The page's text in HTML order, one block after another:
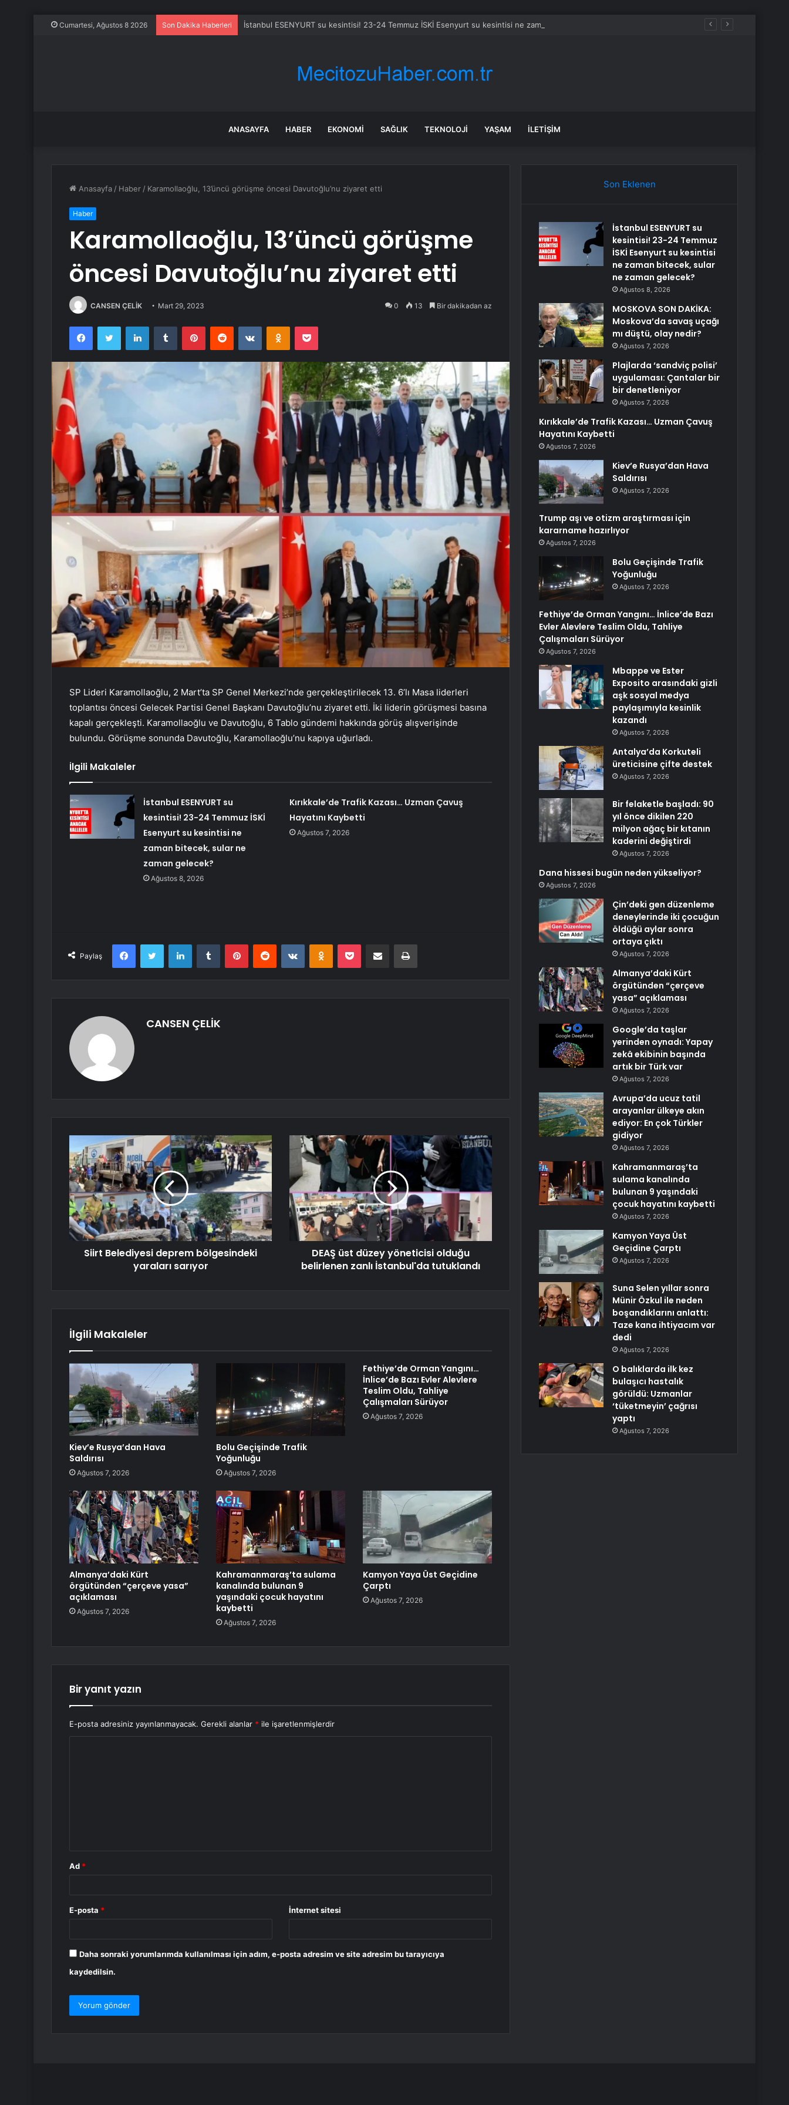
Cumartesi, Ağustos 8 2026 Son Dakika Haberleri İstanbul ESENYURT su kesintisi! 23-24 Temmuz İSKİ Esenyurt su kesintisi ne zaman bitecek, sular ne zaman gelecek?
ANASAYFA HABER EKONOMI SAĞLIK TEKNOLOJI YAŞAM İLETIŞIM
Anasayfa / Haber / Karamollaoğlu, 13’üncü görüşme öncesi Davutoğlu’nu ziyaret etti
Haber
Karamollaoğlu, 13’üncü görüşme
öncesi Davutoğlu’nu ziyaret etti
CANSEN ÇELİK Mart 29, 2023 0 13 Bir dakikadan az
FacebookTwitter LinkedInTumblr PinterestReddit VKontakteOdnoklassniki
Pocket
SP Lideri Karamollaoğlu, 2 Mart’ta SP Genel Merkezi’nde gerçekleştirilecek 13. 6’lı Masa liderleri
toplantısı öncesi Gelecek Partisi Genel Başkanı Davutoğlu’nu ziyaret etti. İki liderin görüşmesi basına
kapalı gerçekleşti. Karamollaoğlu ve Davutoğlu, 6 Tablo gündemi hakkında görüş alışverişinde
bulundu. Görüşme sonunda Davutoğlu, Karamollaoğlu’nu kapıya uğurladı.
İlgili Makaleler
İstanbul ESENYURT su
kesintisi! 23-24 Temmuz İSKİ
Esenyurt su kesintisi ne
zaman bitecek, sular ne
zaman gelecek?
Ağustos 8, 2026
Kırıkkale’de Trafik Kazası… Uzman Çavuş
Hayatını Kaybetti
Ağustos 7, 2026
Paylaş
FacebookTwitter LinkedInTumblr PinterestReddit VKontakteOdnoklassniki
Pocket E-Posta ile paylaş Yazdır
CANSEN ÇELİK
Siirt Belediyesi deprem bölgesindeki
yaraları sarıyor
DEAŞ üst düzey yöneticisi olduğu
belirlenen zanlı İstanbul'da tutuklandı
İlgili Makaleler
Kiev’e Rusya’dan Hava
Saldırısı
Ağustos 7, 2026
Bolu Geçişinde Trafik
Yoğunluğu
Ağustos 7, 2026
Fethiye’de Orman Yangını…
İnlice’de Bazı Evler Alevlere
Teslim Oldu, Tahliye
Çalışmaları Sürüyor
Ağustos 7, 2026
Almanya’daki Kürt
örgütünden “çerçeve yasa”
açıklaması
Ağustos 7, 2026
Kahramanmaraş’ta sulama
kanalında bulunan 9
yaşındaki çocuk hayatını
kaybetti
Ağustos 7, 2026
Kamyon Yaya Üst Geçidine
Çarptı
Ağustos 7, 2026
Bir yanıt yazın
E-posta adresiniz yayınlanmayacak. Gerekli alanlar * ile işaretlenmişlerdir
Ad *
E-posta * İnternet sitesi
Daha sonraki yorumlarımda kullanılması için adım, e-posta adresim ve site adresim bu tarayıcıya
kaydedilsin.
Son Eklenen
İstanbul ESENYURT su
kesintisi! 23-24 Temmuz
İSKİ Esenyurt su kesintisi
ne zaman bitecek, sular
ne zaman gelecek?
Ağustos 8, 2026
MOSKOVA SON DAKİKA:
Moskova’da savaş uçağı
mı düştü, olay nedir?
Ağustos 7, 2026
Plajlarda ‘sandviç polisi’
uygulaması: Çantalar bir
bir denetleniyor
Ağustos 7, 2026
Kırıkkale’de Trafik Kazası… Uzman Çavuş
Hayatını Kaybetti
Ağustos 7, 2026
Kiev’e Rusya’dan Hava
Saldırısı
Ağustos 7, 2026
Trump aşı ve otizm araştırması için
kararname hazırlıyor
Ağustos 7, 2026
Bolu Geçişinde Trafik
Yoğunluğu
Ağustos 7, 2026
Fethiye’de Orman Yangını… İnlice’de Bazı
Evler Alevlere Teslim Oldu, Tahliye
Çalışmaları Sürüyor
Ağustos 7, 2026
Mbappe ve Ester
Exposito arasındaki gizli
aşk sosyal medya
paylaşımıyla kesinlik
kazandı
Ağustos 7, 2026
Antalya’da Korkuteli
üreticisine çifte destek
Ağustos 7, 2026
Bir felaketle başladı: 90
yıl önce dikilen 220
milyon ağaç bir kıtanın
kaderini değiştirdi
Ağustos 7, 2026
Dana hissesi bugün neden yükseliyor?
Ağustos 7, 2026
Çin’deki gen düzenleme
deneylerinde iki çocuğun
öldüğü aylar sonra
ortaya çıktı
Ağustos 7, 2026
Almanya’daki Kürt
örgütünden “çerçeve
yasa” açıklaması
Ağustos 7, 2026
Google’da taşlar
yerinden oynadı: Yapay
zekâ ekibinin başında
artık bir Türk var
Ağustos 7, 2026
Avrupa’da ucuz tatil
arayanlar ülkeye akın
ediyor: En çok Türkler
gidiyor
Ağustos 7, 2026
Kahramanmaraş’ta
sulama kanalında
bulunan 9 yaşındaki
çocuk hayatını kaybetti
Ağustos 7, 2026
Kamyon Yaya Üst
Geçidine Çarptı
Ağustos 7, 2026
Suna Selen yıllar sonra
Münir Özkul ile neden
boşandıklarını anlattı:
Taze kana ihtiyacım var
dedi
Ağustos 7, 2026
O balıklarda ilk kez
bulaşıcı hastalık
görüldü: Uzmanlar
‘tüketmeyin’ çağrısı
yaptı
Ağustos 7, 2026